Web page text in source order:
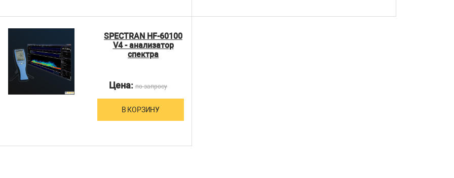
SPECTRAN HF-60100
V4 - анализатор
спектра
Цена: по запросу
В КОРЗИНУ